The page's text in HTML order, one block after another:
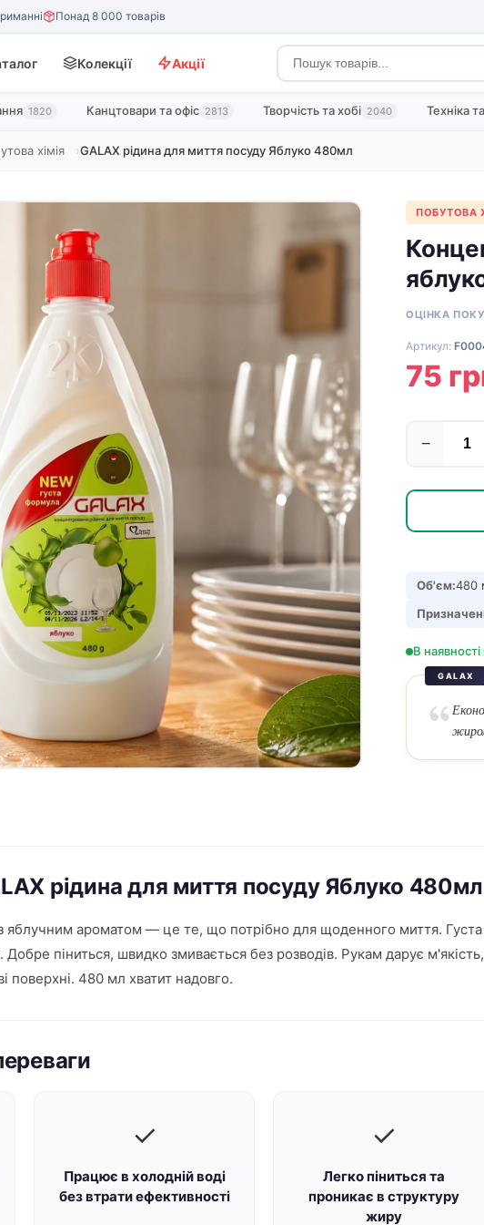
Понад 8 000 товарів
Колекції Акції
1820 Канцтовари та офіс 2813 Творчість та хобі 2040 Техніка
хімія GALAX рідина для миття посуду Яблуко 480мл
ПОБУТОВА
ОЦІНКА
Артикул:
75
−
Об'єм:480
В
GALAX
рідина для миття посуду Яблуко 480мл
яблучним ароматом — це те, що потрібно для щоденного миття.
Добре піниться, швидко змивається без розводів. Рукам дарує
поверхні. 480 мл хватит надовго.
✓
Працює в холодній воді
без втрати ефективності
✓
Легко піниться та
проникає в структуру
жиру